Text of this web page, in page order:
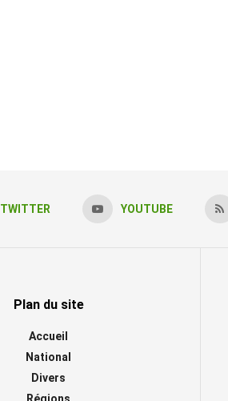
TWITTER YOUTUBE
Plan du site
Accueil
National
Divers